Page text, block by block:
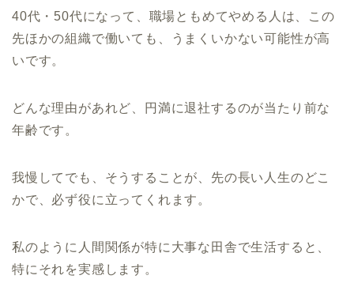
40代・50代になって、職場ともめてやめる人は、この
先ほかの組織で働いても、うまくいかない可能性が高
いです。
どんな理由があれど、円満に退社するのが当たり前な
年齢です。
我慢してでも、そうすることが、先の長い人生のどこ
かで、必ず役に立ってくれます。
私のように人間関係が特に大事な田舎で生活すると、
特にそれを実感します。